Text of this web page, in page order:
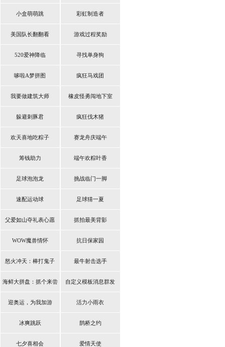
小盒萌萌跳 彩虹制造者
美国队长翻翻看 游戏过程奖励
520爱神降临 寻找单身狗
哆啦A梦拼图 疯狂马戏团
我要做建筑大师 橡皮怪勇闯地下室
躲避刺豚君 疯狂伐木猪
欢天喜地吃粽子 赛龙舟庆端午
筹钱助力 端午欢粽叶香
足球泡泡龙 挑战临门一脚
速配运动球 足球猜一夏
父爱如山夺礼表心愿 抓拍最美背影
WOW魔兽情怀 抗日保家园
怒火冲天：棒打鬼子 最牛射击选手
海鲜大拼盘：抓个来尝
鲜
自定义模板消息群发
迎奥运，为我加游 活力小雨衣
冰爽跳跃 鹊桥之约
七夕喜相会 爱情天使